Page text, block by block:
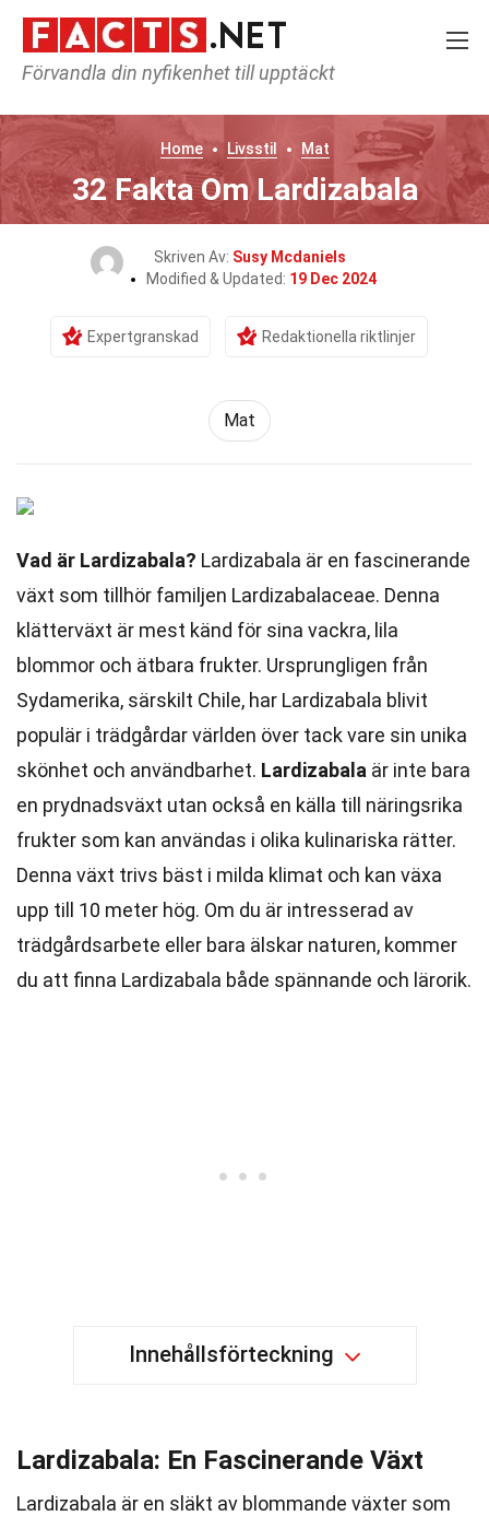
Förvandla din nyfikenhet till upptäckt
Home Livsstil Mat
32 Fakta Om Lardizabala
Skriven Av: Susy Mcdaniels
Modified & Updated: 19 Dec 2024
Expertgranskad Redaktionella riktlinjer
Mat
Vad är Lardizabala? Lardizabala är en fascinerande
växt som tillhör familjen Lardizabalaceae. Denna
klätterväxt är mest känd för sina vackra, lila
blommor och ätbara frukter. Ursprungligen från
Sydamerika, särskilt Chile, har Lardizabala blivit
populär i trädgårdar världen över tack vare sin unika
skönhet och användbarhet. Lardizabala är inte bara
en prydnadsväxt utan också en källa till näringsrika
frukter som kan användas i olika kulinariska rätter.
Denna växt trivs bäst i milda klimat och kan växa
upp till 10 meter hög. Om du är intresserad av
trädgårdsarbete eller bara älskar naturen, kommer
du att finna Lardizabala både spännande och lärorik.
Innehållsförteckning
Lardizabala: En Fascinerande Växt
Lardizabala är en släkt av blommande växter som